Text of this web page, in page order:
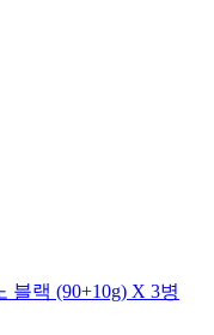
블랙 (90+10g) X 3병